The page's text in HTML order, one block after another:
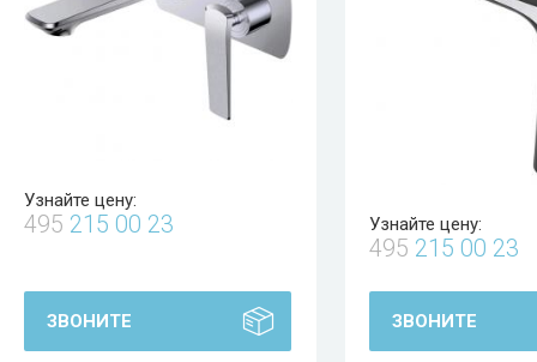
Узнайте цену:
495 215 00 23
ЗВОНИТЕ
Узнайте цену:
495 215 00 23
ЗВОНИТЕ